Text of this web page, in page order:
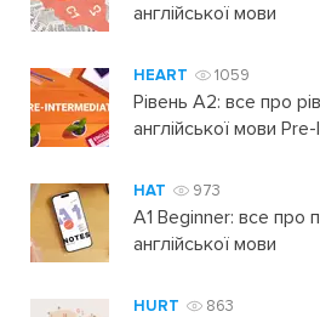
англійської мови
HEART 1059
Рівень А2: все про
англійської мови
HAT 973
A1 Beginner: все про
англійської мови
HURT 863